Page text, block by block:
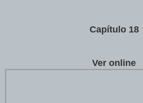
Capítulo 18
Ver online